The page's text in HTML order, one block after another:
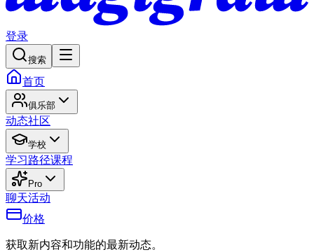
登录
搜索
首页
俱乐部
动态社区
学校
学习路径课程
Pro
聊天活动
价格
获取新内容和功能的最新动态。